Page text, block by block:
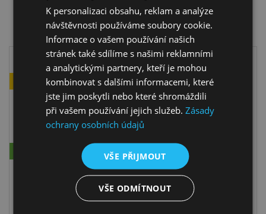
DOPORUČUJEME K PRODUKTU
MALÍŘSKÝ STOJAN DALI
K personalizaci obsahu, reklam a analýze
návštěvnosti používáme soubory cookie.
Informace o vašem používání našich
stránek také sdílíme s našimi reklamními
a analytickými partnery, kteří je mohou
kombinovat s dalšími informacemi, které
jste jim poskytli nebo které shromáždili
při vašem používání jejich služeb.Zásady
ochrany osobních údajů
VŠE PŘIJMOUT
VŠE ODMÍTNOUT